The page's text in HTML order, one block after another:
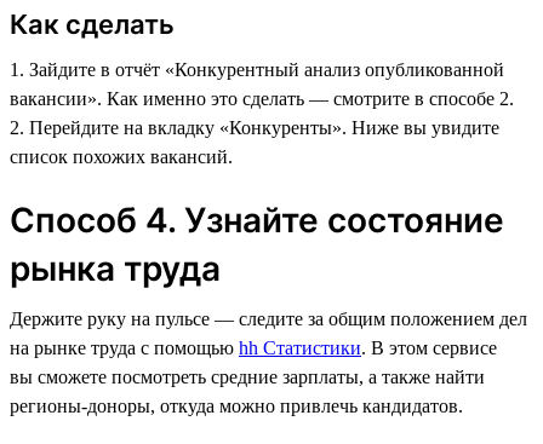
Как сделать
1. Зайдите в отчёт «Конкурентный анализ опубликованной
вакансии». Как именно это сделать — смотрите в способе 2.
2. Перейдите на вкладку «Конкуренты». Ниже вы увидите
список похожих вакансий.
Способ 4. Узнайте состояние
рынка труда
Держите руку на пульсе — следите за общим положением дел
на рынке труда с помощью hh Статистики. В этом сервисе
вы сможете посмотреть средние зарплаты, а также найти
регионы-доноры, откуда можно привлечь кандидатов.